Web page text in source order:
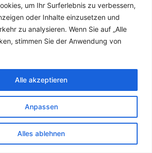
um Ihr Surferlebnis zu verbessern,
oder Inhalte einzusetzen und
zu analysieren. Wenn Sie auf „Alle
stimmen Sie der Anwendung von
Anpassen
Alles ablehnen
Alle akzeptieren
BUSINESS INTELLIGENCE
System? Business Intelligence
Aufgaben & Funktionen